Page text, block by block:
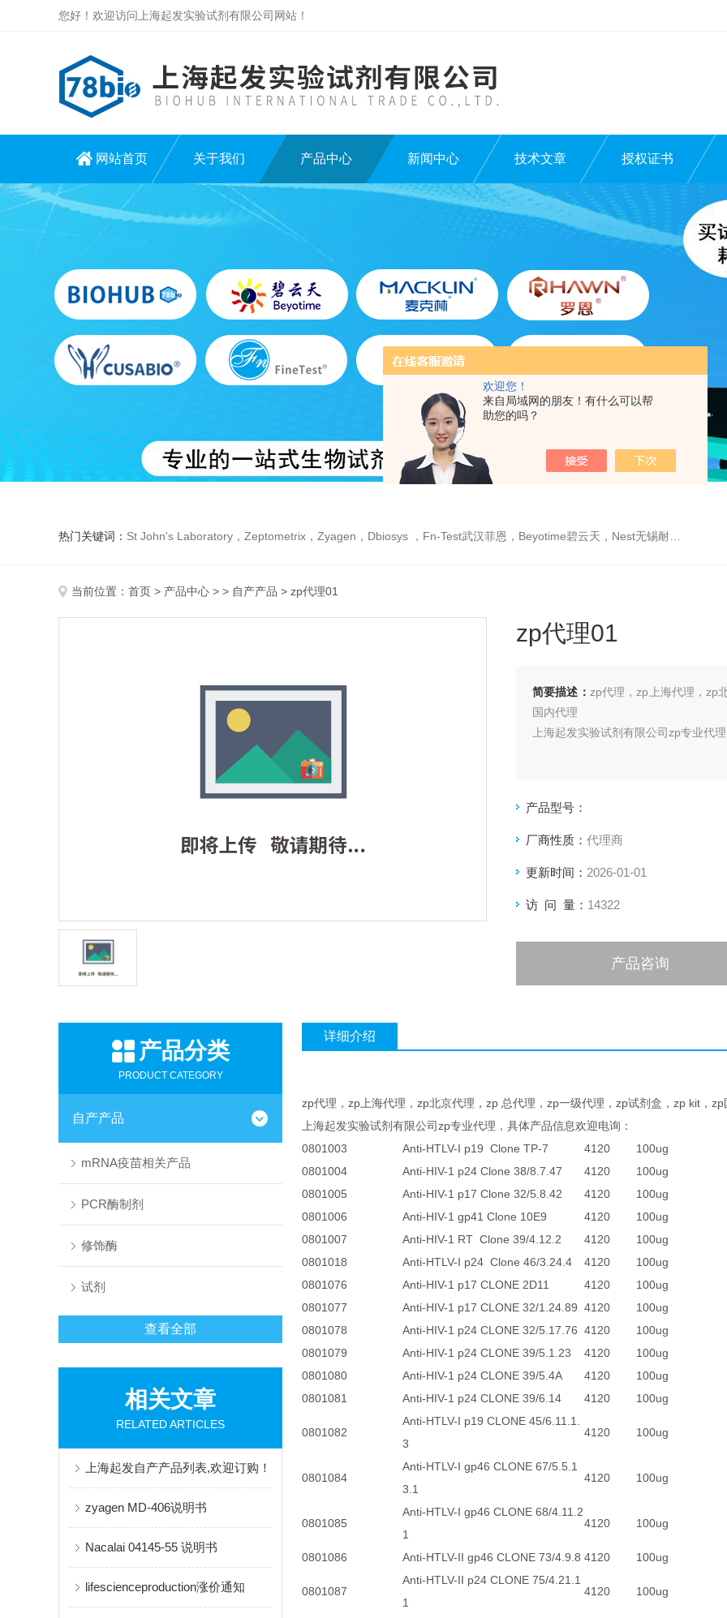
欢迎您！
来自局域网的朋友！有什么可以帮
助您的吗？
您好！欢迎访问上海起发实验试剂有限公司网站！
网站首页 关于我们 产品中心 新闻中心 技术文章 授权证书
热门关键词： St John's Laboratory，Zeptometrix，Zyagen，Dbiosys ，Fn-Test武汉菲恩，Beyotime碧云天，Nest无锡耐思，Elabscience伊莱瑞特，Macklin麦克林生物，Cobioer科佰生物
当前位置： 首页 > 产品中心 > > 自产产品 > zp代理01
zp代理01
简要描述： zp代理，zp上海代理，zp
国内代理
上海起发实验试剂有限公司zp专业代
产品型号：
厂商性质： 代理商
更新时间： 2026-01-01
访 问 量： 14322
产品咨询
产品分类
PRODUCT CATEGORY
自产产品
mRNA疫苗相关产品
PCR酶制剂
修饰酶
试剂
查看全部
相关文章
RELATED ARTICLES
上海起发自产产品列表,欢迎订购！
zyagen MD-406说明书
Nacalai 04145-55 说明书
lifescienceproduction涨价通知
详细介绍
zp代理，zp上海代理，zp北京代理，zp 总代理，zp一级代理，zp试剂盒，zp kit，zp
上海起发实验试剂有限公司zp专业代理，具体产品信息欢迎电询：
0801003
Anti-HTLV-I p19 Clone TP-7 4120
100ug
0801004
Anti-HIV-1 p24 Clone 38/8.7.47 4120
100ug
0801005
Anti-HIV-1 p17 Clone 32/5.8.42 4120
100ug
0801006
Anti-HIV-1 gp41 Clone 10E9 4120
100ug
0801007
Anti-HIV-1 RT Clone 39/4.12.2 4120
100ug
0801018
Anti-HTLV-I p24 Clone 46/3.24.4 4120
100ug
0801076
Anti-HIV-1 p17 CLONE 2D11 4120
100ug
0801077
Anti-HIV-1 p17 CLONE 32/1.24.89 4120
100ug
0801078
Anti-HIV-1 p24 CLONE 32/5.17.76 4120
100ug
0801079
Anti-HIV-1 p24 CLONE 39/5.1.23 4120
100ug
0801080
Anti-HIV-1 p24 CLONE 39/5.4A 4120
100ug
0801081
Anti-HIV-1 p24 CLONE 39/6.14 4120 100ug
0801082
Anti-HTLV-I p19 CLONE 45/6.11.1.
3
4120 100ug
0801084
Anti-HTLV-I gp46 CLONE 67/5.5.1
3.1
4120 100ug
0801085
Anti-HTLV-I gp46 CLONE 68/4.11.2
1
4120 100ug
0801086 Anti-HTLV-II gp46 CLONE 73/4.9.8 4120 100ug
0801087
Anti-HTLV-II p24 CLONE 75/4.21.1
1
4120 100ug